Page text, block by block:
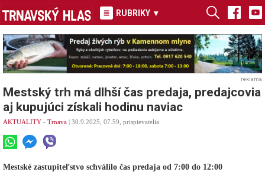
RUBRIKY ▾
reklama
Mestský trh má dlhší čas predaja, predajcovia
aj kupujúci získali hodinu naviac
AKTUALITY - Trnava | 30.9.2025, 07.59, prispievatelia
Mestské zastupiteľstvo schválilo čas predaja od 7:00 do 12:00